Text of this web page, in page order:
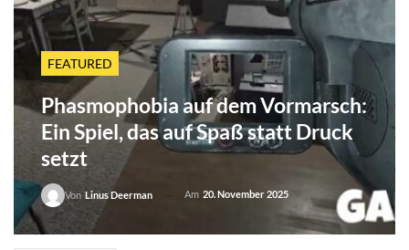
FEATURED
Phasmophobia auf dem Vormarsch:
Ein Spiel, das auf Spaß statt Druck
setzt
Von Linus Deerman Am 20. November 2025